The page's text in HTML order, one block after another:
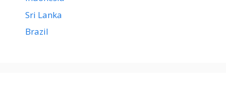
Sri Lanka
Brazil